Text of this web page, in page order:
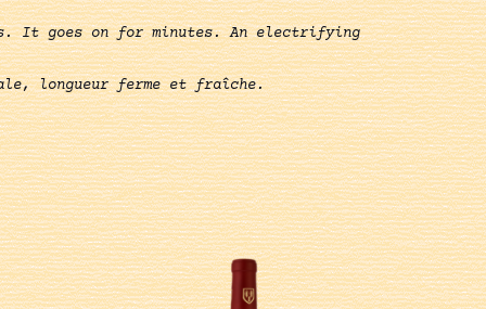
It goes on for minutes. An electrifying
longueur ferme et fraîche.